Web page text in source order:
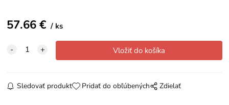
57.66€ ks
Sledovať produkt Pridať do obľúbených Zdielať